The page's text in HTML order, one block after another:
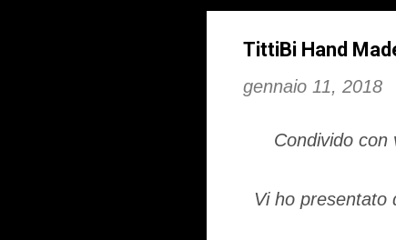
TittiBi Hand
gennaio 11, 2018
Condivido con
Vi ho presentato